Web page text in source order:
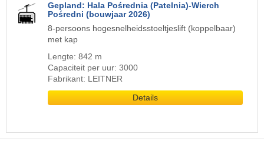
Gepland: Hala Pośrednia (Patelnia)-Wierch
Pośredni (bouwjaar 2026)
8-persoons hogesnelheidsstoeltjeslift (koppelbaar)
met kap
Lengte: 842 m
Capaciteit per uur: 3000
Fabrikant: LEITNER
Details